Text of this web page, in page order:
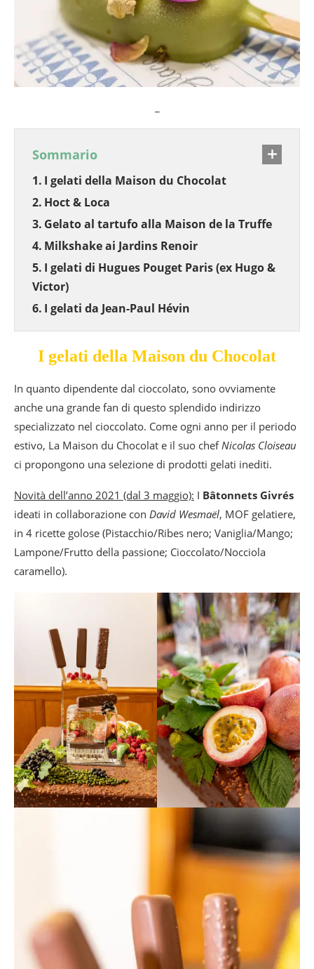
Sommario
I gelati della Maison du Chocolat
Hoct & Loca
Gelato al tartufo alla Maison de la Truffe
Milkshake ai Jardins Renoir
I gelati di Hugues Pouget Paris (ex Hugo &
Victor)
I gelati da Jean-Paul Hévin
I gelati della Maison du Chocolat
In quanto dipendente dal cioccolato, sono ovviamente
anche una grande fan di questo splendido indirizzo
specializzato nel cioccolato. Come ogni anno per il periodo
estivo, La Maison du Chocolat e il suo chef Nicolas Cloiseau
ci propongono una selezione di prodotti gelati inediti.
Novità dell’anno 2021 (dal 3 maggio): I Bâtonnets Givrés
ideati in collaborazione con David Wesmaël, MOF gelatiere,
in 4 ricette golose (Pistacchio/Ribes nero; Vaniglia/Mango;
Lampone/Frutto della passione; Cioccolato/Nocciola
caramello).